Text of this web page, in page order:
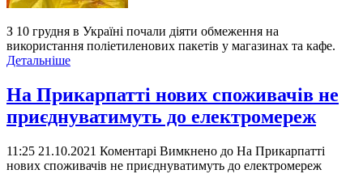
З 10 грудня в Україні почали діяти обмеження на
використання поліетиленових пакетів у магазинах та кафе.
Детальніше
На Прикарпатті нових споживачів не
приєднуватимуть до електромереж
11:25 21.10.2021 Коментарі Вимкнено до На Прикарпатті
нових споживачів не приєднуватимуть до електромереж